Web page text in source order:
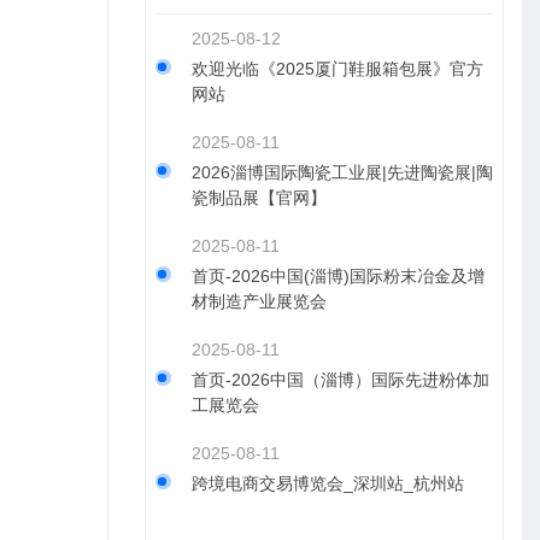
2025-08-12
欢迎光临《2025厦门鞋服箱包展》官方
网站
2025-08-11
2026淄博国际陶瓷工业展|先进陶瓷展|陶
瓷制品展【官网】
2025-08-11
首页-2026中国(淄博)国际粉末冶金及增
材制造产业展览会
2025-08-11
首页-2026中国（淄博）国际先进粉体加
工展览会
2025-08-11
跨境电商交易博览会_深圳站_杭州站